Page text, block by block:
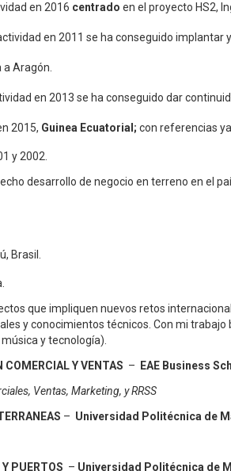
en 2016 centrado en el proyecto HS2,
en 2011 se ha conseguido implantar
a Aragón.
en 2013 se ha conseguido dar
2015, Guinea Ecuatorial; con referencias
y 2002.
desarrollo de negocio en terreno en el
Brasil.
que impliquen nuevos retos
y conocimientos técnicos. Con mi
y tecnología).
COMERCIAL Y VENTAS – EAE Business
Ventas, Marketing, y RRSS
– Universidad Politécnica de
Y PUERTOS – Universidad Politécnica de